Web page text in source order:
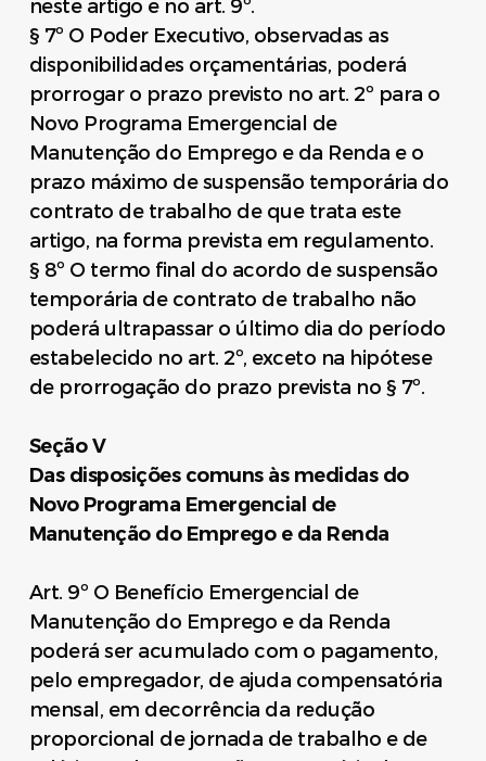
neste artigo e no art. 9º.
§ 7º O Poder Executivo, observadas as
disponibilidades orçamentárias, poderá
prorrogar o prazo previsto no art. 2º para o
Novo Programa Emergencial de
Manutenção do Emprego e da Renda e o
prazo máximo de suspensão temporária do
contrato de trabalho de que trata este
artigo, na forma prevista em regulamento.
§ 8º O termo final do acordo de suspensão
temporária de contrato de trabalho não
poderá ultrapassar o último dia do período
estabelecido no art. 2º, exceto na hipótese
de prorrogação do prazo prevista no § 7º.
Seção V
Das disposições comuns às medidas do
Novo Programa Emergencial de
Manutenção do Emprego e da Renda
Art. 9º O Benefício Emergencial de
Manutenção do Emprego e da Renda
poderá ser acumulado com o pagamento,
pelo empregador, de ajuda compensatória
mensal, em decorrência da redução
proporcional de jornada de trabalho e de